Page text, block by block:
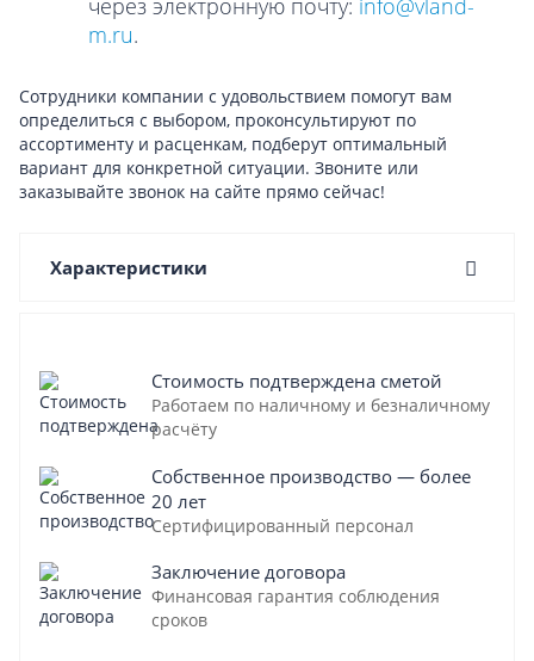
через электронную почту: info@vland-
m.ru.
Сотрудники компании с удовольствием помогут вам
определиться с выбором, проконсультируют по
ассортименту и расценкам, подберут оптимальный
вариант для конкретной ситуации. Звоните или
заказывайте звонок на сайте прямо сейчас!
Характеристики
Стоимость подтверждена сметой
Работаем по наличному и безналичному
расчёту
Собственное производство — более
20 лет
Сертифицированный персонал
Заключение договора
Финансовая гарантия соблюдения
сроков